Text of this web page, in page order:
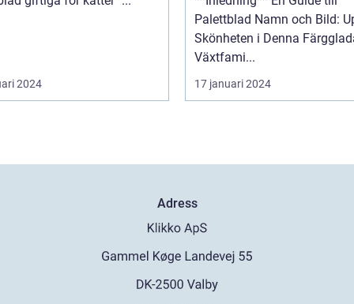
2024
Palettblad Namn och Bild:
Skönheten i Denna
Växtfami...
17 januari 2024
Adress